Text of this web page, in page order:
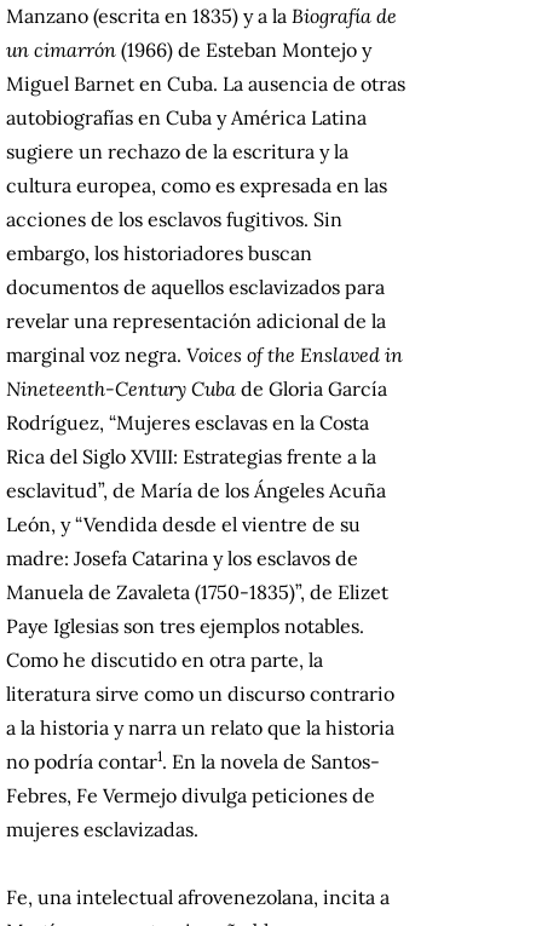
Manzano (escrita en 1835) y a la Biografía de
un cimarrón (1966) de Esteban Montejo y
Miguel Barnet en Cuba. La ausencia de otras
autobiografías en Cuba y América Latina
sugiere un rechazo de la escritura y la
cultura europea, como es expresada en las
acciones de los esclavos fugitivos. Sin
embargo, los historiadores buscan
documentos de aquellos esclavizados para
revelar una representación adicional de la
marginal voz negra. Voices of the Enslaved in
Nineteenth-Century Cuba de Gloria García
Rodríguez, “Mujeres esclavas en la Costa
Rica del Siglo XVIII: Estrategias frente a la
esclavitud”, de María de los Ángeles Acuña
León, y “Vendida desde el vientre de su
madre: Josefa Catarina y los esclavos de
Manuela de Zavaleta (1750-1835)”, de Elizet
Paye Iglesias son tres ejemplos notables.
Como he discutido en otra parte, la
literatura sirve como un discurso contrario
a la historia y narra un relato que la historia
no podría contar1. En la novela de Santos-
Febres, Fe Vermejo divulga peticiones de
mujeres esclavizadas.
Fe, una intelectual afrovenezolana, incita a